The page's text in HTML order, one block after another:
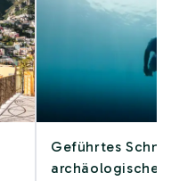
Geführtes
archäologischen